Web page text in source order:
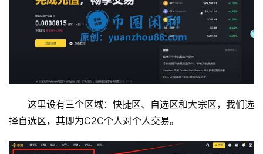
这里设有三个区域：快捷区、自选区和大宗区，我们选
择自选区，其即为C2C个人对个人交易。